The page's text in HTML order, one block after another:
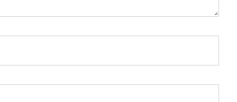
:*